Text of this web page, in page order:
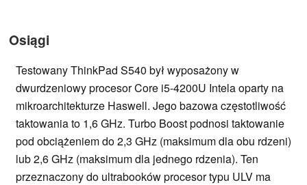
Osiągi
Testowany ThinkPad S540 był wyposażony w
dwurdzeniowy procesor Core i5-4200U Intela oparty na
mikroarchitekturze Haswell. Jego bazowa częstotliwość
taktowania to 1,6 GHz. Turbo Boost podnosi taktowanie
pod obciążeniem do 2,3 GHz (maksimum dla obu rdzeni)
lub 2,6 GHz (maksimum dla jednego rdzenia). Ten
przeznaczony do ultrabooków procesor typu ULV ma